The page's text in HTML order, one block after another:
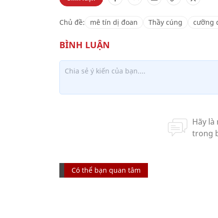
Chủ đề: mê tín dị đoan Thầy cúng cưỡng
Có thể bạn quan tâm